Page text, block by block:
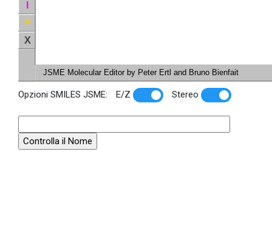
P
X
JSME Molecular Editor by Peter Ertl and Bruno Bienfait
Opzioni SMILES JSME: E/Z Stereo